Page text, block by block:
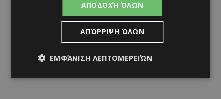
ΑΠΟΔΟΧΉ ΌΛΩΝ
ΑΠΌΡΡΙΨΗ ΌΛΩΝ
ΕΜΦΆΝΙΣΗ ΛΕΠΤΟΜΕΡΕΙΏΝ